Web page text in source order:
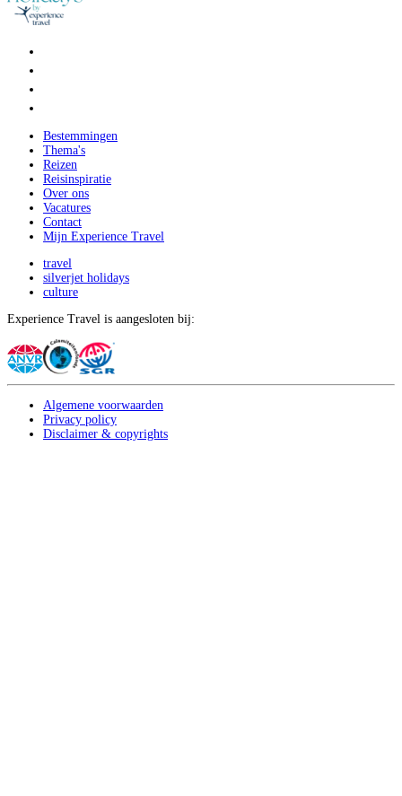
Bestemmingen
Thema's
Reizen
Reisinspiratie
Over ons
Vacatures
Contact
Mijn Experience Travel
travel
silverjet holidays
culture
Experience Travel is aangesloten bij:
Algemene voorwaarden
Privacy policy
Disclaimer & copyrights